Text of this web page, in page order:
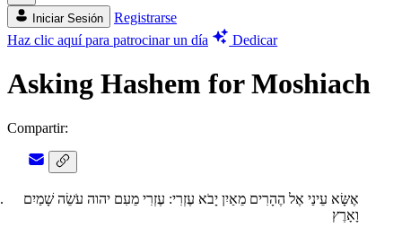
Iniciar Sesión
Registrarse
Haz clic aquí para patrocinar un día
Dedicar
Asking Hashem for Moshiach
Compartir:
אֶשָּׂא עֵינַי אֶל הֶהָרִים מֵאַיִן יָבֹא עֶזְרִי: עֶזְרִי מֵעִם יהוה עֹשֵׂה שָׁמַיִם
וָאָרֶץ